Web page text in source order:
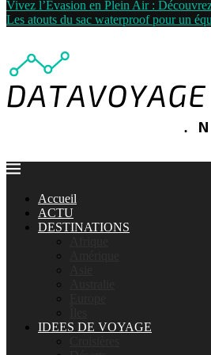
Vivez l’Évasion en Plein Air :
Les atouts du sac waterproof pour un
Accueil
ACTU
DESTINATIONS
IDEES DE VOYAGE